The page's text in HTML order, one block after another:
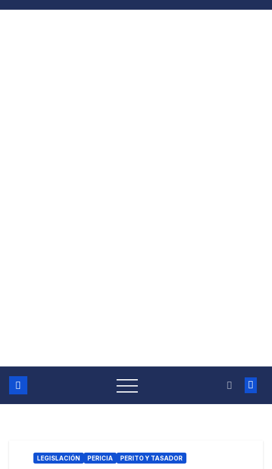
Saltar
LEGISLACIÓN PERICIA PERITO Y TASADOR